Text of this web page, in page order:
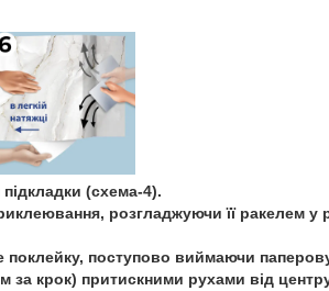
(схема-4).
розгладжуючи її ракелем у
поклейку, поступово виймаючи
за крок) притискними рухами від